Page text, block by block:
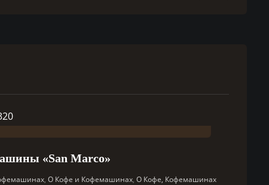
«San Marco»
,О Кофе и Кофемашинах,О Кофе, Кофемашинах